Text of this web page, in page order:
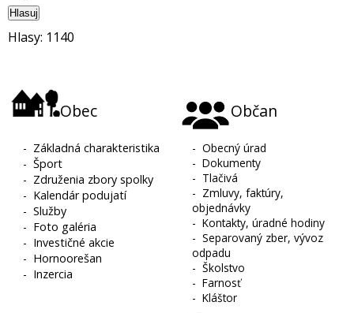
Hlasuj
Hlasy: 1140
Obec
- Základná charakteristika
-Šport
- Združenia zbory spolky
- Kalendár podujatí
-Služby
- Foto galéria
- Investičné akcie
- Hornoorešan
- Inzercia
Občan
-Obecný úrad
-Dokumenty
- Tlačivá
- Zmluvy, faktúry,
objednávky
-Kontakty, úradné hodiny
-Separovaný zber, vývoz
odpadu
-Školstvo
-Farnosť
-Kláštor